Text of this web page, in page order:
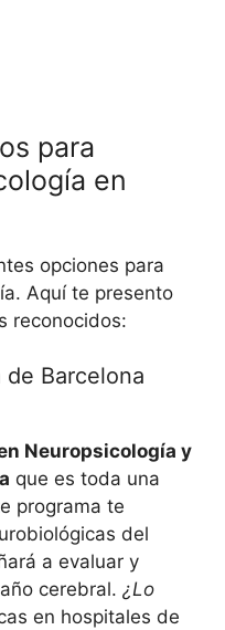
para
en
opciones para
Aquí te presento
reconocidos:
Barcelona
Neuropsicología y
que es toda una
programa te
del
a evaluar y
cerebral. ¿Lo
en hospitales de